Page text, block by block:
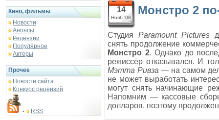
Кино, фильмы
Новости
Анонсы
Рецензии
Популярное
Актеры
Прочее
Новости сайта
Конкурс рецензий
- RSS
14
Нояб '08
Монстро 2
Студия Paramount Pictures
снять продолжение
Монстро 2. Однако до
режиссёр отказывался. И
Мэтта Ривза — на самом
не может выработать
могут снять начинающие
Напомним — кассовые
долларов, поэтому